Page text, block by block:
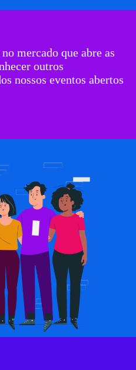
mercado que abre as
outros
nossos eventos abertos